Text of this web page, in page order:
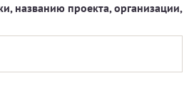
названию проекта, организации,